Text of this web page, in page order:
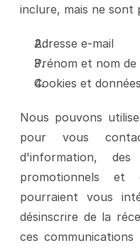
inclure, mais ne sont
Adresse e-mail
Prénom et nom de
Cookies et
Nous pouvons
pour vous
d'information,
promotionnels et
pourraient vous
désinscrire de la
ces